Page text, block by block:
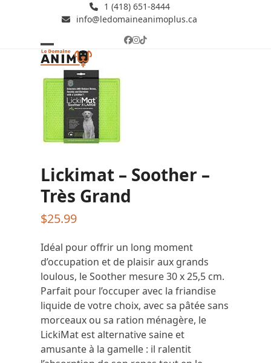
1 (418) 651-8444
info@ledomaineanimoplus.ca
Facebook
Instagram
Tiktok
Open
mobile
menu
Close
mobile
menu
Lickimat – Soother –
Très Grand
$25.99
Idéal pour offrir un long moment
d’occupation et de plaisir aux grands
loulous, le Soother mesure 30 x 25,5 cm.
Parfait pour l’occuper avec la friandise
liquide de votre choix, avec sa pâtée sans
morceaux ou sa ration ménagère, le
LickiMat est alternative saine et
amusante à la gamelle : il ralentit